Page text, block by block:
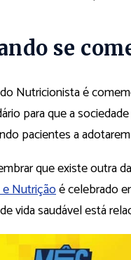
se
Nutricionista é
para que a
pacientes a
que existe outra
e Nutriçãoé celebrado
vida saudável está